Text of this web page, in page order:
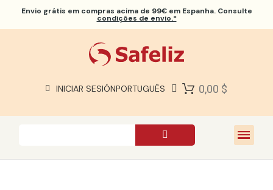
Envio grátis em compras acima de 99€ em Espanha. Consulte
condições de envio.*
INICIAR SESIÓNPORTUGUÊS 0,00 $
SOBRE NÓS